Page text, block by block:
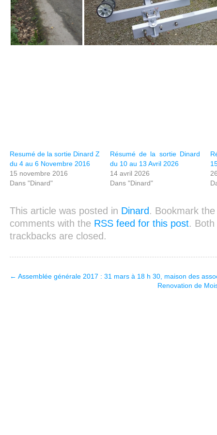
Resumé de la sortie Dinard Z
du 4 au 6 Novembre 2016
15 novembre 2016
Dans "Dinard"
Résumé de la sortie Dinard
du 10 au 13 Avril 2026
14 avril 2026
Dans "Dinard"
This article was posted in Dinard . Bookmark
comments with the RSS feed for this post. Both
trackbacks are closed.
← Assemblée générale 2017 : 31 mars à 18 h 30, maison des
Renovation de